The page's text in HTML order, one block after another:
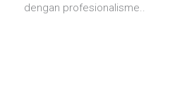
dengan profesionalisme..